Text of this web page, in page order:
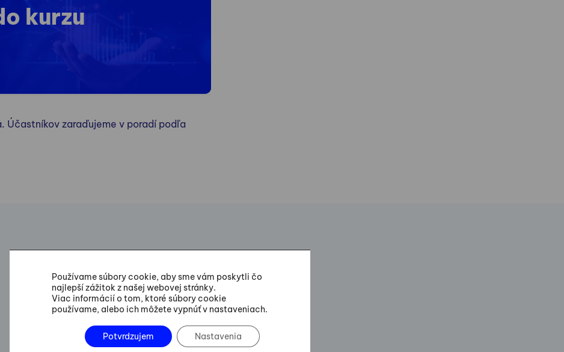
kurzu
Účastníkov zaraďujeme v poradí podľa
Odporúčame aj
nasledovné kurzy
Používame súbory cookie, aby sme vám poskytli čo
najlepší zážitok z našej webovej stránky.
Viac informácií o tom, ktoré súbory cookie
používame, alebo ich môžete vypnúť v nastaveniach.
Potvrdzujem Nastavenia